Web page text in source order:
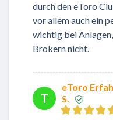
durch den eToro
vor allem auch ein
wichtig bei
Brokern nicht.
T
eToro
S.